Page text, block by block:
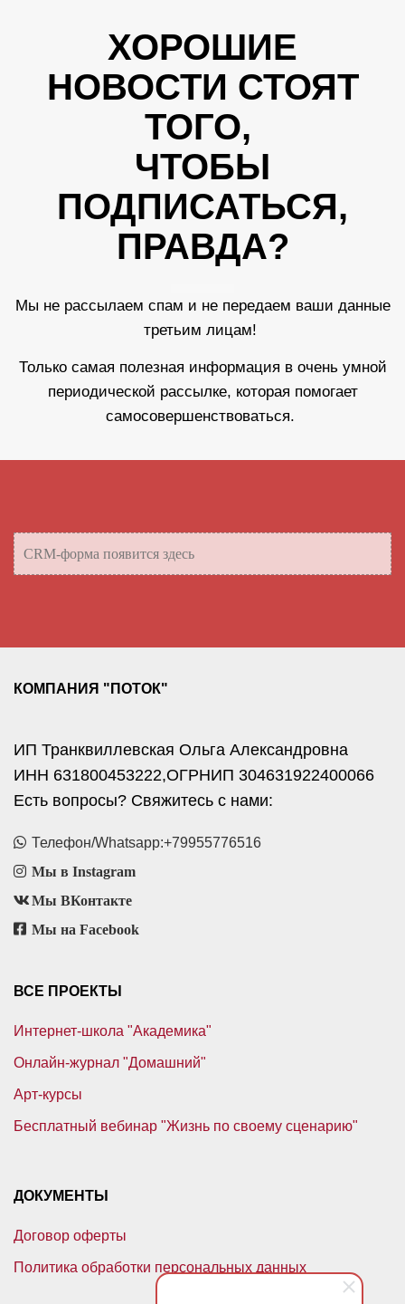
ХОРОШИЕ
НОВОСТИ СТОЯТ
ТОГО,
ЧТОБЫ
ПОДПИСАТЬСЯ,
ПРАВДА?
Мы не рассылаем спам и не передаем ваши данные
третьим лицам!
Только самая полезная информация в очень умной
периодической рассылке, которая помогает
самосовершенствоваться.
CRM-форма появится здесь
КОМПАНИЯ "ПОТОК"
ИП Транквиллевская Ольга Александровна
ИНН 631800453222,ОГРНИП 304631922400066
Есть вопросы? Свяжитесь с нами:
Телефон/Whatsapp:+79955776516
Мы в Instagram
Мы ВКонтакте
Мы на Facebook
ВСЕ ПРОЕКТЫ
Интернет-школа "Академика"
Онлайн-журнал "Домашний"
Арт-курсы
Бесплатный вебинар "Жизнь по своему сценарию"
ДОКУМЕНТЫ
Договор оферты
Политика обработки персональных данных